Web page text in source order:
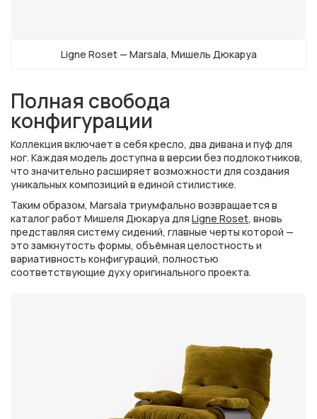
Ligne Roset — Marsala, Мишель Дюкаруа
Полная свобода
конфигурации
Коллекция включает в себя кресло, два дивана и пуф для
ног. Каждая модель доступна в версии без подлокотников,
что значительно расширяет возможности для создания
уникальных композиций в единой стилистике.
Таким образом, Marsala триумфально возвращается в
каталог работ Мишеля Дюкаруа для Ligne Roset, вновь
представляя систему сидений, главные черты которой —
это замкнутость формы, объёмная целостность и
вариативность конфигураций, полностью
соответствующие духу оригинального проекта.